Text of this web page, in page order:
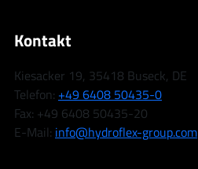
Kontakt
Kiesacker 19, 35418 Buseck, DE
Telefon: +49 6408 50435-0
Fax: +49 6408 50435-20
E-Mail: info@hydroflex-group.com